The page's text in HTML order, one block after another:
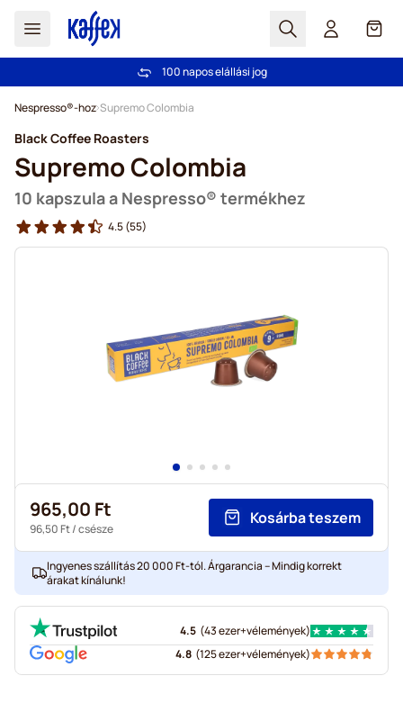
Search Cart
Ingyenes szállítás 20 000 Ft-tól
100 napos elállási jog
Nespresso®-hoz Supremo Colombia
Black Coffee Roasters
Supremo Colombia
10 kapszula a Nespresso® termékhez
4.5(55)
965,00 Ft
96,50 Ft/ csésze
Kosárba teszem
Ingyenes szállítás 20 000 Ft-tól. Árgarancia – Mindig korrekt
árakat kínálunk!
4.5 (43 ezer+vélemények)
4.8 (125 ezer+vélemények)